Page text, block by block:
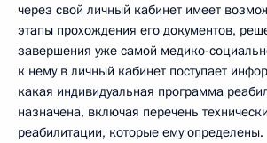
через свой личный кабинет имеет
этапы прохождения его документов,
завершения уже самой медико-
к нему в личный кабинет поступает
какая индивидуальная программа
назначена, включая перечень
реабилитации, которые ему определены.